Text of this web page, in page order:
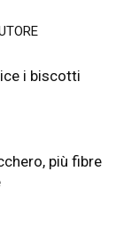
i biscotti
più fibre